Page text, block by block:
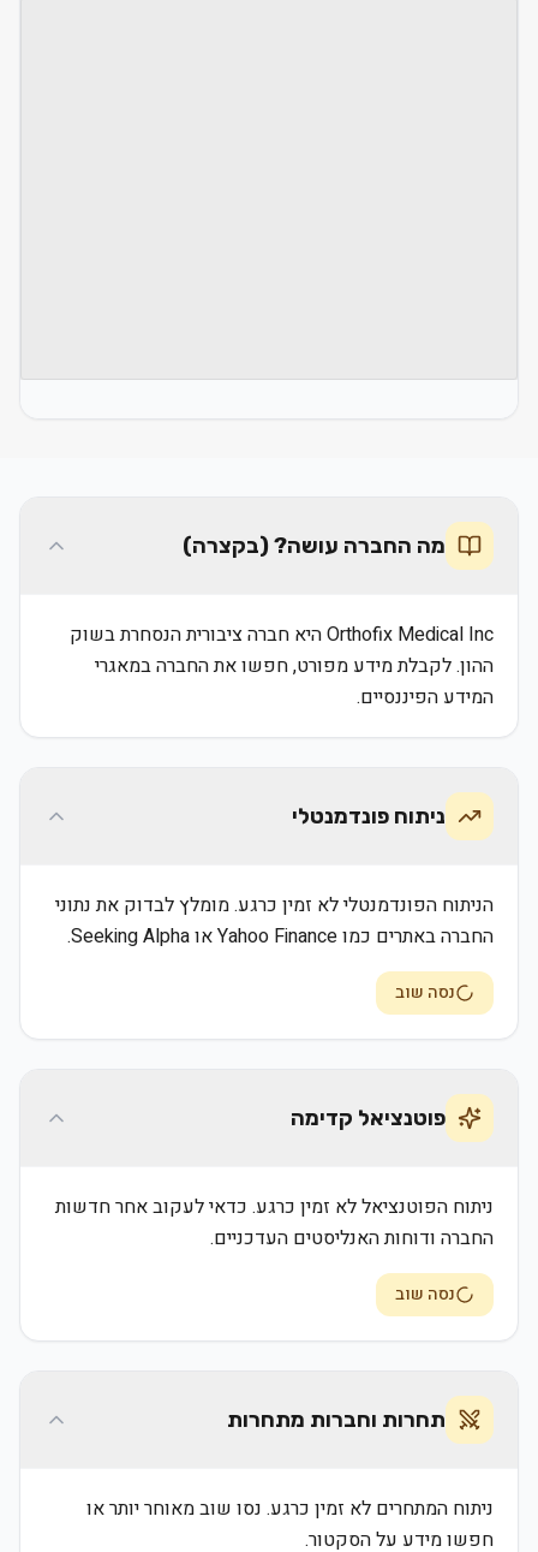
מה החברה עושה? (בקצרה)
Orthofix Medical Inc היא חברה ציבורית הנסחרת בשוק
ההון. לקבלת מידע מפורט, חפשו את החברה במאגרי
המידע הפיננסיים.
ניתוח פונדמנטלי
הניתוח הפונדמנטלי לא זמין כרגע. מומלץ לבדוק את נתוני
החברה באתרים כמו Yahoo Finance או Seeking Alpha.
נסה שוב
פוטנציאל קדימה
ניתוח הפוטנציאל לא זמין כרגע. כדאי לעקוב אחר חדשות
החברה ודוחות האנליסטים העדכניים.
נסה שוב
תחרות וחברות מתחרות
ניתוח המתחרים לא זמין כרגע. נסו שוב מאוחר יותר או
חפשו מידע על הסקטור.